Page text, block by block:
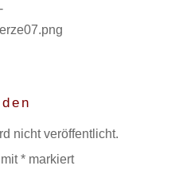
nicht veröffentlicht.
*markiert